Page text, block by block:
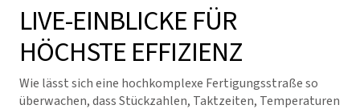
LIVE-EINBLICKE FÜR
HÖCHSTE EFFIZIENZ
Wie lässt sich eine hochkomplexe Fertigungsstraße so
überwachen, dass Stückzahlen, Taktzeiten, Temperaturen